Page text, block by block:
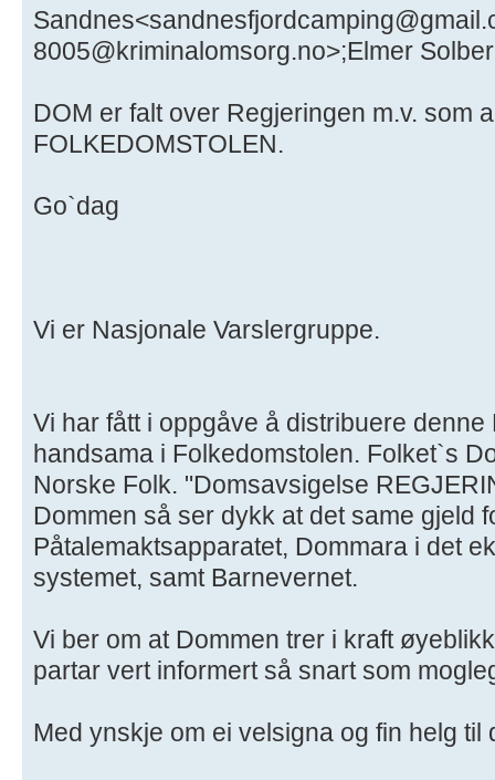
8005@kriminalomsorg.no>;Elmer
DOM er falt over Regjeringen m.v. som
FOLKEDOMSTOLEN.
Go`dag
Vi er Nasjonale Varslergruppe.
Vi har fått i oppgåve å distribuere
handsama i Folkedomstolen. Folket`s
Norske Folk. "Domsavsigelse
Dommen så ser dykk at det same gjeld
Påtalemaktsapparatet, Dommara i det
systemet, samt Barnevernet.
Vi ber om at Dommen trer i kraft
partar vert informert så snart som
Med ynskje om ei velsigna og fin helg til